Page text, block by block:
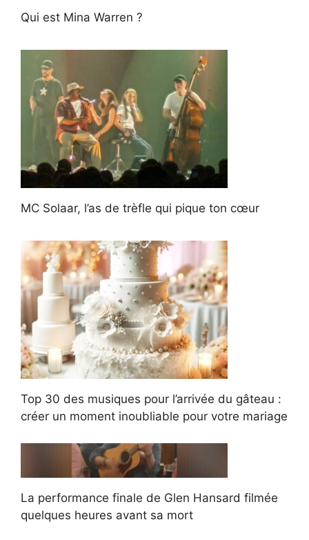
Qui est Mina Warren ?
MC Solaar, l’as de trèfle qui pique ton cœur
Top 30 des musiques pour l’arrivée du gâteau :
créer un moment inoubliable pour votre mariage
La performance finale de Glen Hansard filmée
quelques heures avant sa mort